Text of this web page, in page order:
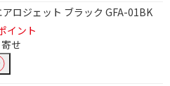
アロジェット ブラック GFA-01BK
イント
せ